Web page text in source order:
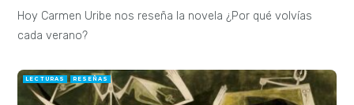
Hoy Carmen Uribe nos reseña la novela ¿Por qué volvías
cada verano?
LECTURAS RESEÑAS